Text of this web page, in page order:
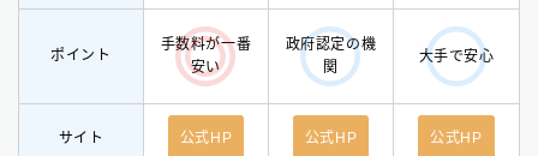
ポイント
手数料が一番
安い
政府認定の機
関
大手で安心
サイト 公式HP 公式HP 公式HP